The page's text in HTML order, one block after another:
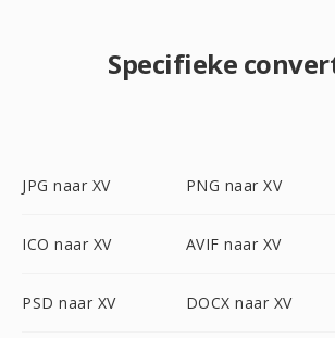
Specifieke
JPG naar XV PNG naar XV
ICO naar XV AVIF naar XV
PSD naar XV DOCX naar XV